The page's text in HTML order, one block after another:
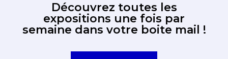
Découvrez toutes les
expositions une fois par
semaine dans votre boite mail !